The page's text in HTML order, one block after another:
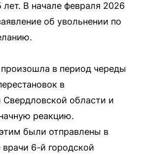
лет. В начале февраля 2026
об увольнении по
в период череды
в
Свердловской области и
реакцию.
были отправлены в
врачи 6-й городской